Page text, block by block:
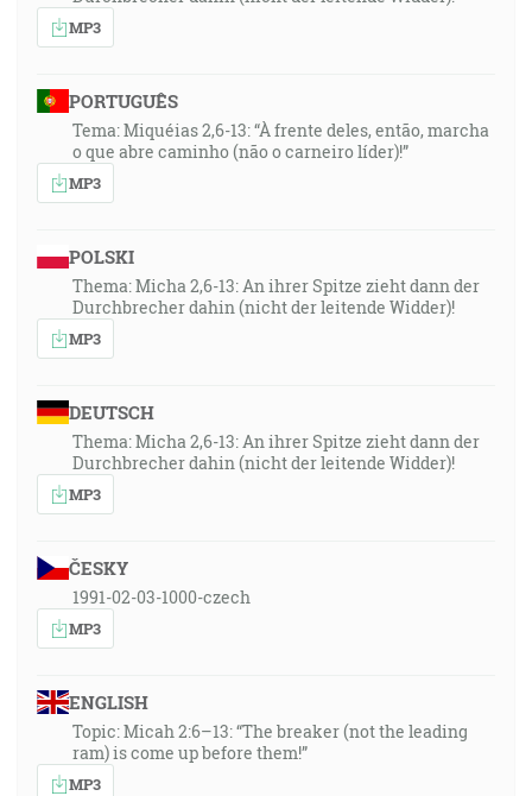
MP3
PORTUGUÊS
Tema: Miquéias 2,6-13: “À frente deles, então, marcha
o que abre caminho (não o carneiro líder)!”
MP3
POLSKI
Thema: Micha 2,6-13: An ihrer Spitze zieht dann der
Durchbrecher dahin (nicht der leitende Widder)!
MP3
DEUTSCH
Thema: Micha 2,6-13: An ihrer Spitze zieht dann der
Durchbrecher dahin (nicht der leitende Widder)!
MP3
ČESKY
1991-02-03-1000-czech
MP3
ENGLISH
Topic: Micah 2:6–13: “The breaker (not the leading
ram) is come up before them!”
MP3